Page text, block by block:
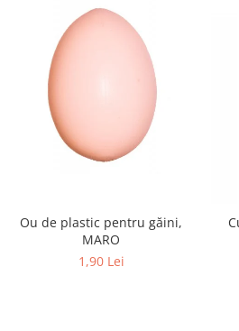
Ou de plastic pentru găini,
MARO
1,90 Lei